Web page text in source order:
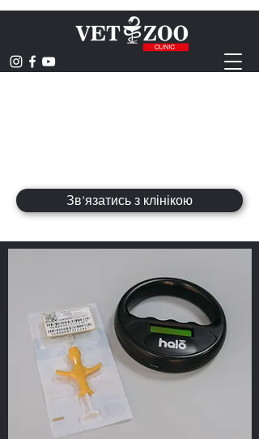
Зв'язатись з клінікою